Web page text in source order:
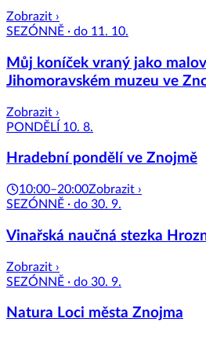
Zobrazit ›
SEZÓNNĚ · do 11. 10.
Můj koníček vraný jako
Jihomoravském muzeu ve
Zobrazit ›
PONDĚLÍ 10. 8.
Hradební pondělí ve Znojmě
10:00–20:00Zobrazit ›
SEZÓNNĚ · do 30. 9.
Vinařská naučná stezka
Zobrazit ›
SEZÓNNĚ · do 30. 9.
Natura Loci města Znojma